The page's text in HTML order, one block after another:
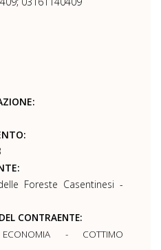
Foreste Casentinesi -
CONTRAENTE:
- COTTIMO